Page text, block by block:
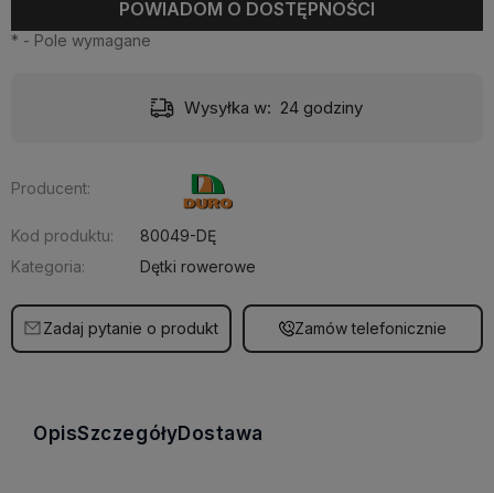
POWIADOM O DOSTĘPNOŚCI
* - Pole wymagane
Wysyłka w: 24 godziny
Producent:
Kod produktu:
80049-DĘ
Kategoria:
Dętki rowerowe
Zadaj pytanie o produkt Zamów telefonicznie
OpisSzczegółyDostawa